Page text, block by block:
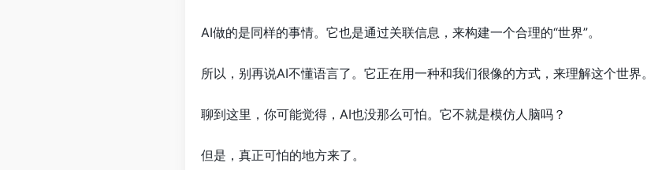
AI做的是同样的事情。它也是通过关联信息，来构建一个合理的“世界”。
所以，别再说AI不懂语言了。它正在用一种和我们很像的方式，来理解这个世界。
聊到这里，你可能觉得，AI也没那么可怕。它不就是模仿人脑吗？
但是，真正可怕的地方来了。